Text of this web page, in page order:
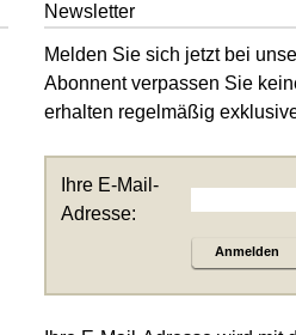
Newsletter
Melden Sie sich jetzt bei
Abonnent verpassen Sie
erhalten regelmäßig
Ihre E-Mail-
Adresse:
Anmelden